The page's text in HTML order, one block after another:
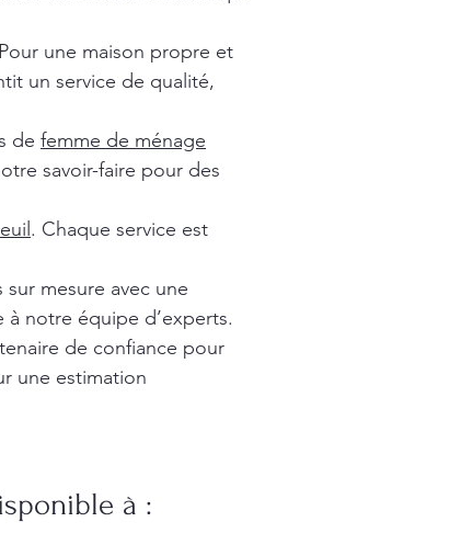
une maison propre et
un service de qualité,
de femme de ménage
savoir-faire pour des
. Chaque service est
mesure avec une
notre équipe d’experts.
de confiance pour
une estimation
à :